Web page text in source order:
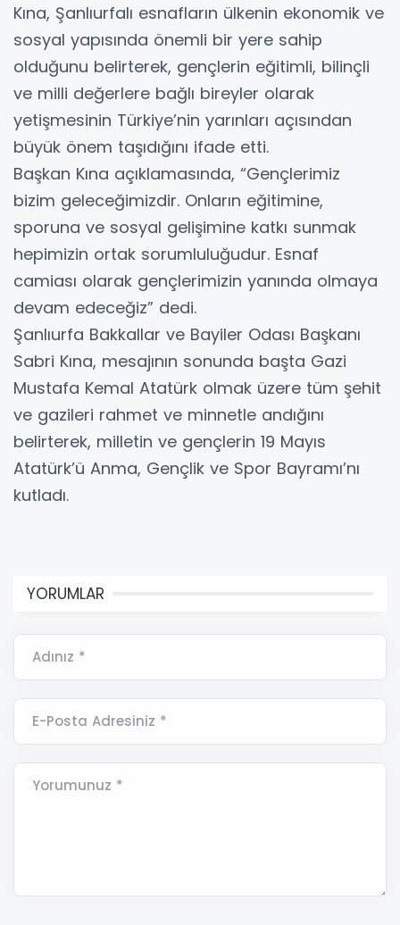
Kına, Şanlıurfalı esnafların ülkenin ekonomik ve
sosyal yapısında önemli bir yere sahip
olduğunu belirterek, gençlerin eğitimli, bilinçli
ve milli değerlere bağlı bireyler olarak
yetişmesinin Türkiye’nin yarınları açısından
büyük önem taşıdığını ifade etti.
Başkan Kına açıklamasında, “Gençlerimiz
bizim geleceğimizdir. Onların eğitimine,
sporuna ve sosyal gelişimine katkı sunmak
hepimizin ortak sorumluluğudur. Esnaf
camiası olarak gençlerimizin yanında olmaya
devam edeceğiz” dedi.
Şanlıurfa Bakkallar ve Bayiler Odası Başkanı
Sabri Kına, mesajının sonunda başta Gazi
Mustafa Kemal Atatürk olmak üzere tüm şehit
ve gazileri rahmet ve minnetle andığını
belirterek, milletin ve gençlerin 19 Mayıs
Atatürk’ü Anma, Gençlik ve Spor Bayramı’nı
kutladı.
YORUMLAR
Adınız *
E-Posta Adresiniz *
Yorumunuz *